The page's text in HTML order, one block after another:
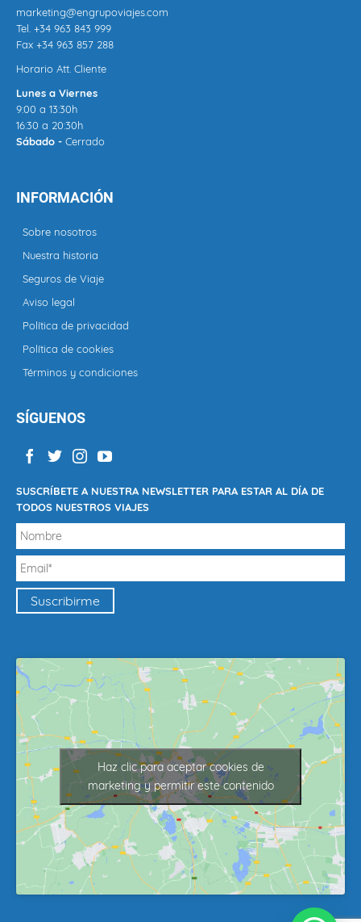
marketing@engrupoviajes.com
Tel. +34 963 843 999
Fax +34 963 857 288
Horario Att. Cliente
Lunes a Viernes
9:00 a 13:30h
16:30 a 20:30h
Sábado - Cerrado
INFORMACIÓN
Sobre nosotros
Nuestra historia
Seguros de Viaje
Aviso legal
Política de privacidad
Política de cookies
Términos y condiciones
SÍGUENOS
SUSCRÍBETE A NUESTRA NEWSLETTER PARA ESTAR AL DÍA DE
TODOS NUESTROS VIAJES
Haz clic para aceptar cookies de
marketing y permitir este contenido